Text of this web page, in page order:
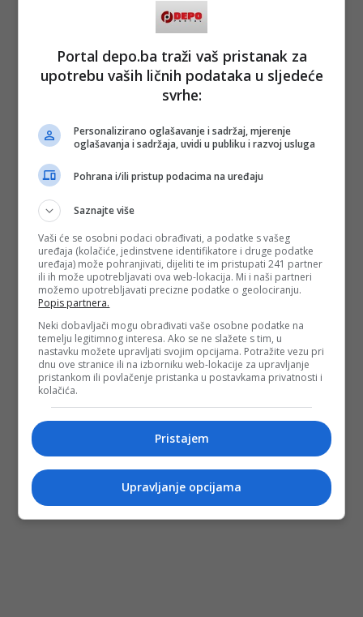
Marić je naglasila da mogu putem raznih projekata dobiti
sredstava za rad ili obnovu, ali da ne mogu dobiti novac za
transferom osiguravaju se sredstva za plate uposlenika.
Također je istaknula da Muzej ima i podršku Kantona
Sarajevo putem Ministarstva obrazovanja i mladih.
(FENA/ad)
Portal depo.ba traži vaš pristanak za
upotrebu vaših ličnih podataka u sljedeće
svrhe:
Personalizirano oglašavanje i sadržaj, mjerenje
oglašavanja i sadržaja, uvidi u publiku i razvoj usluga
Pohrana i/ili pristup podacima na uređaju
Saznajte više
Vaši će se osobni podaci obrađivati, a podatke s vašeg
uređaja (kolačiće, jedinstvene identifikatore i druge podatke
uređaja) može pohranjivati, dijeliti te im pristupati 241 partner
ili ih može upotrebljavati ova web-lokacija. Mi i naši partneri
možemo upotrebljavati precizne podatke o geolociranju.
Popis partnera.
Neki dobavljači mogu obrađivati vaše osobne podatke na
temelju legitimnog interesa. Ako se ne slažete s tim, u
nastavku možete upravljati svojim opcijama. Potražite vezu pri
dnu ove stranice ili na izborniku web-lokacije za upravljanje
pristankom ili povlačenje pristanka u postavkama privatnosti i
kolačića.
Pristajem
Upravljanje opcijama